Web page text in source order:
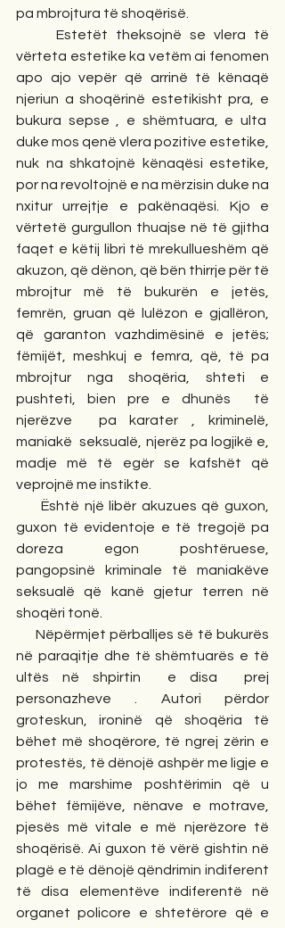
pa mbrojtura të shoqërisë.
Estetët theksojnë se vlera të
vërteta estetike ka vetëm ai fenomen
apo ajo vepër që arrinë të kënaqë
njeriun a shoqërinë estetikisht pra, e
bukura sepse , e shëmtuara, e ulta
duke mos qenë vlera pozitive estetike,
nuk na shkatojnë kënaqësi estetike,
por na revoltojnë e na mërzisin duke na
nxitur urrejtje e pakënaqësi. Kjo e
vërtetë gurgullon thuajse në të gjitha
faqet e këtij libri të mrekullueshëm që
akuzon, që dënon, që bën thirrje për të
mbrojtur më të bukurën e jetës,
femrën, gruan që lulëzon e gjallëron,
që garanton vazhdimësinë e jetës;
fëmijët, meshkuj e femra, që, të pa
mbrojtur nga shoqëria, shteti e
pushteti, bien pre e dhunës  të
njerëzve  pa karater , kriminelë,
maniakë  seksualë, njerëz pa logjikë e,
madje më të egër se kafshët që
veprojnë me instikte.
Është një libër akuzues që guxon,
guxon të evidentoje e të tregojë pa
doreza egon poshtëruese,
pangopsinë kriminale të maniakëve
seksualë që kanë gjetur terren në
shoqëri tonë.
Nëpërmjet përballjes së të bukurës
në paraqitje dhe të shëmtuarës e të
ultës në shpirtin  e disa  prej
personazheve . Autori përdor
groteskun, ironinë që shoqëria të
bëhet më shoqërore, të ngrej zërin e
protestës, të dënojë ashpër me ligje e
jo me marshime poshtërimin që u
bëhet fëmijëve, nënave e motrave,
pjesës më vitale e më njerëzore të
shoqërisë. Ai guxon të vërë gishtin në
plagë e të dënojë qëndrimin indiferent
të disa elementëve indiferentë në
organet policore e shtetërore që e